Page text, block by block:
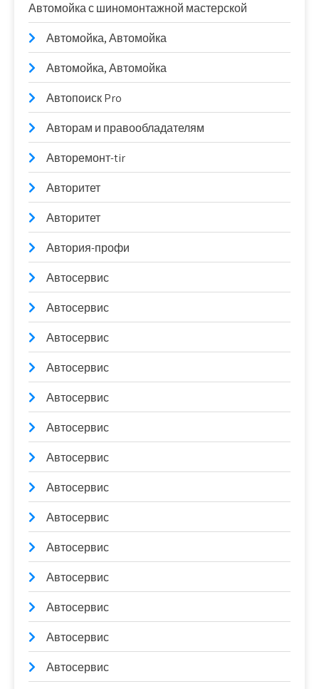
Автомойка с шиномонтажной мастерской
Автомойка, Автомойка
Автомойка, Автомойка
Автопоиск Pro
Авторам и правообладателям
Авторемонт-tir
Авторитет
Авторитет
Автория-профи
Автосервис
Автосервис
Автосервис
Автосервис
Автосервис
Автосервис
Автосервис
Автосервис
Автосервис
Автосервис
Автосервис
Автосервис
Автосервис
Автосервис